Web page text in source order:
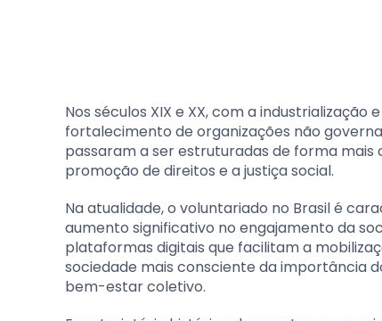
Nos séculos XIX e XX, com a
fortalecimento de organizações não
passaram a ser estruturadas de forma
promoção de direitos e a justiça social.
Na atualidade, o voluntariado no Brasil é
aumento significativo no engajamento da
plataformas digitais que facilitam a
sociedade mais consciente da importância
bem-estar coletivo.